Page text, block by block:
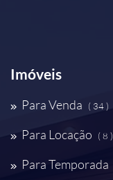
Imóveis
Para Venda ( 34 )
Para Locação ( 8 )
Para Temporada